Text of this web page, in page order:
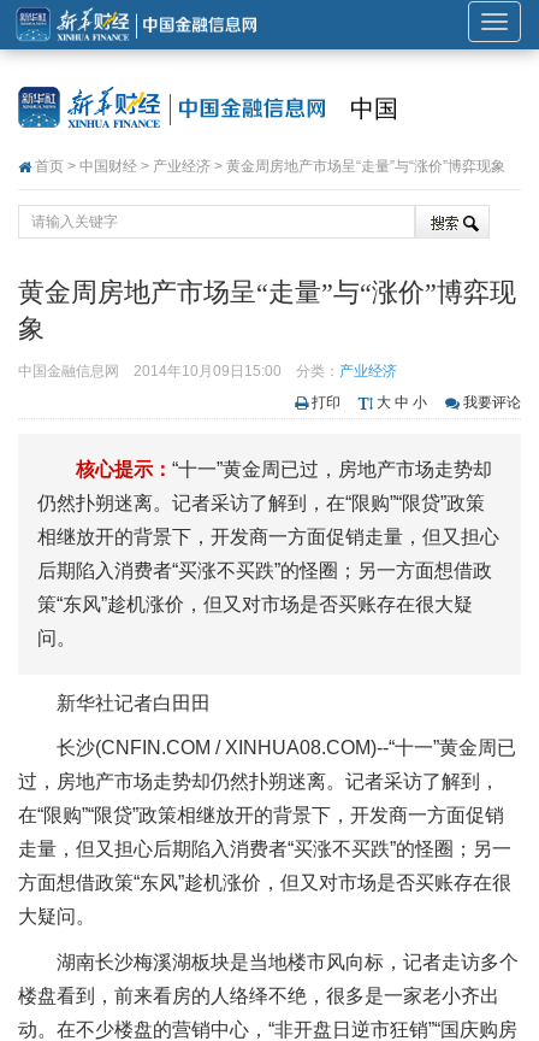
展
开
导
中国
首页 > 中国财经 > 产业经济 > 黄金周房地产市场呈“走量”与“涨价”博弈现象
黄金周房地产市场呈“走量”与“涨价”博弈现
象
中国金融信息网 2014年10月09日15:00 分类： 产业经济
打印
大 中 小 我要评论
核心提示： “十一”黄金周已过，房地产市场走势却
仍然扑朔迷离。记者采访了解到，在“限购”“限贷”政策
相继放开的背景下，开发商一方面促销走量，但又担心
后期陷入消费者“买涨不买跌”的怪圈；另一方面想借政
策“东风”趁机涨价，但又对市场是否买账存在很大疑
问。
新华社记者白田田
长沙(CNFIN.COM / XINHUA08.COM)--“十一”黄金周已
过，房地产市场走势却仍然扑朔迷离。记者采访了解到，
在“限购”“限贷”政策相继放开的背景下，开发商一方面促销
走量，但又担心后期陷入消费者“买涨不买跌”的怪圈；另一
方面想借政策“东风”趁机涨价，但又对市场是否买账存在很
大疑问。
湖南长沙梅溪湖板块是当地楼市风向标，记者走访多个
楼盘看到，前来看房的人络绎不绝，很多是一家老小齐出
动。在不少楼盘的营销中心，“非开盘日逆市狂销”“国庆购房